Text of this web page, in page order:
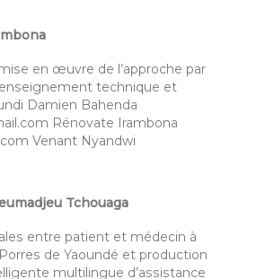
en œuvre de l’approche par
technique et
Damien Bahenda
Rénovate Irambona
Venant Nyandwi
Tchouaga
entre patient et médecin à
de Yaoundé et production
multilingue d’assistance